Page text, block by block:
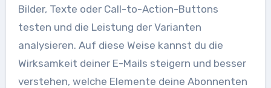
Bilder, Texte oder Call-to-Action-Buttons
testen und die Leistung der Varianten
analysieren. Auf diese Weise kannst du die
Wirksamkeit deiner E-Mails steigern und besser
verstehen, welche Elemente deine Abonnenten